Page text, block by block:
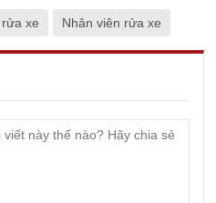
rửa xe Nhân viên rửa xe